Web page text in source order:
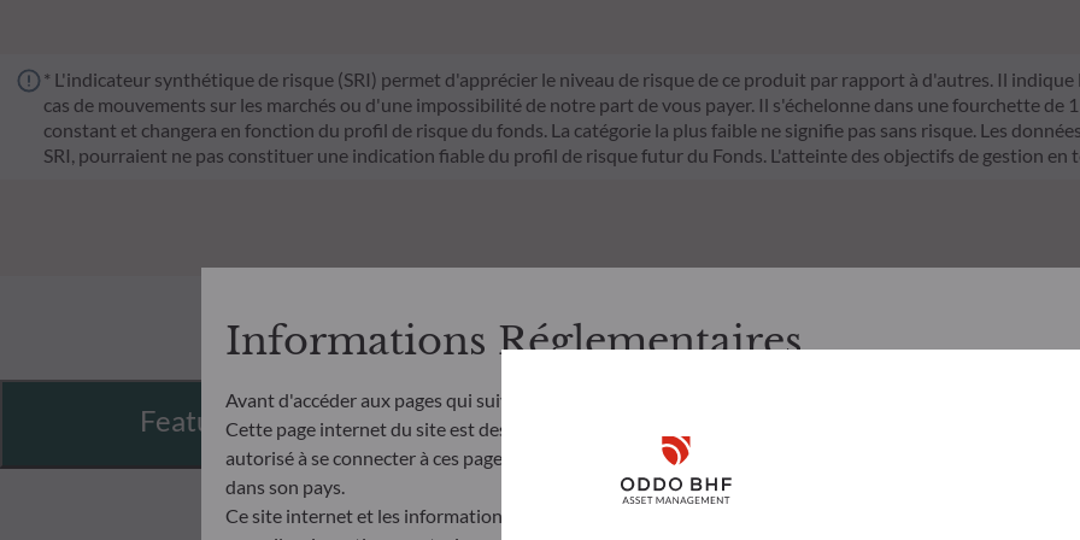
Disclaimer
* L'indicateur synthétique de risque (SRI) permet d'apprécier le niveau de risque de ce produit par rapport à d'autres. Il
cas de mouvements sur les marchés ou d'une impossibilité de notre part de vous payer. Il s'échelonne dans une fourchette de
constant et changera en fonction du profil de risque du fonds. La catégorie la plus faible ne signifie pas sans risque. Les
SRI, pourraient ne pas constituer une indication fiable du profil de risque futur du Fonds. L'atteinte des objectifs de gestion en
Features
Informations Réglementaires
Avant d'accéder aux pages qui suivent, merci de bien vouloir prendre connaissance des informations
Cette page internet du site est destinée aux résidents Luxembourgeois. Il appartient à l’investisseur de
autorisé à se connecter à ces pages et à utiliser et consulter les informations et services présentés sur le
dans son pays.
Ce site internet et les informations qu’il présente a été réalisé dans un but d’information uniquement